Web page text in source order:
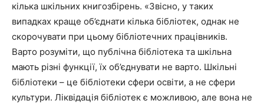
кілька шкільних книгозбірень. «Звісно, у таких
випадках краще об’єднати кілька бібліотек, однак не
скорочувати при цьому бібліотечних працівників.
Варто розуміти, що публічна бібліотека та шкільна
мають різні функції, їх об’єднувати не варто. Шкільні
бібліотеки – це бібліотеки сфери освіти, а не сфери
культури. Ліквідація бібліотек є можливою, але вона не